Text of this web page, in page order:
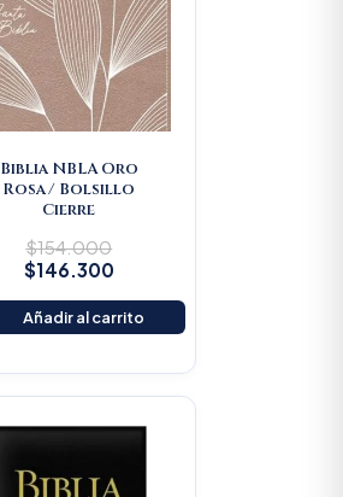
Biblia NBLA Oro
Rosa/ Bolsillo
Cierre
$154.000
$146.300
Añadir al carrito